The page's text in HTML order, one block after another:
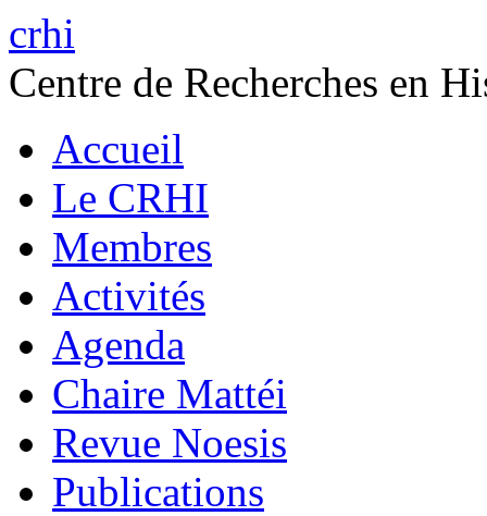
crhi
Centre de Recherches en
Accueil
Le CRHI
Membres
Activités
Agenda
Chaire Mattéi
Revue Noesis
Publications